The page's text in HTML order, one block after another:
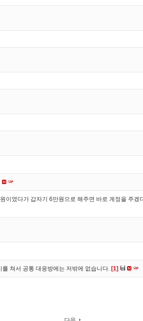
이였다가 갑자기 6만원으로 해주면 바로 계정을 주
쳐서 공통 대응방에는 저밖에 없습니다. [1]